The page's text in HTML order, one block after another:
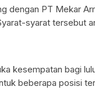
dengan PT Mekar
syarat tersebut
kesempatan bagi
beberapa posisi